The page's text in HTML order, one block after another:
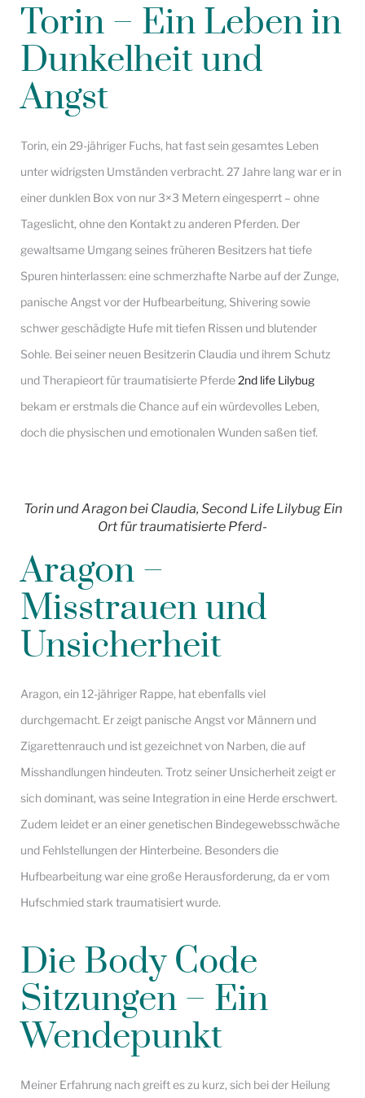
Torin – Ein Leben in
Dunkelheit und
Angst
Torin, ein 29-jähriger Fuchs, hat fast sein gesamtes Leben
unter widrigsten Umständen verbracht. 27 Jahre lang war er in
einer dunklen Box von nur 3×3 Metern eingesperrt – ohne
Tageslicht, ohne den Kontakt zu anderen Pferden. Der
gewaltsame Umgang seines früheren Besitzers hat tiefe
Spuren hinterlassen: eine schmerzhafte Narbe auf der Zunge,
panische Angst vor der Hufbearbeitung, Shivering sowie
schwer geschädigte Hufe mit tiefen Rissen und blutender
Sohle. Bei seiner neuen Besitzerin Claudia und ihrem Schutz
und Therapieort für traumatisierte Pferde2nd life Lilybug
bekam er erstmals die Chance auf ein würdevolles Leben,
doch die physischen und emotionalen Wunden saßen tief.
Torin und Aragon bei Claudia, Second Life Lilybug Ein
Ort für traumatisierte Pferd-
Aragon –
Misstrauen und
Unsicherheit
Aragon, ein 12-jähriger Rappe, hat ebenfalls viel
durchgemacht. Er zeigt panische Angst vor Männern und
Zigarettenrauch und ist gezeichnet von Narben, die auf
Misshandlungen hindeuten. Trotz seiner Unsicherheit zeigt er
sich dominant, was seine Integration in eine Herde erschwert.
Zudem leidet er an einer genetischen Bindegewebsschwäche
und Fehlstellungen der Hinterbeine. Besonders die
Hufbearbeitung war eine große Herausforderung, da er vom
Hufschmied stark traumatisiert wurde.
Die Body Code
Sitzungen – Ein
Wendepunkt
Meiner Erfahrung nach greift es zu kurz, sich bei der Heilung